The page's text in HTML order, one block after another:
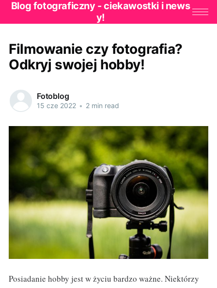
Blog fotograficzny - ciekawostki i news
y!
Filmowanie czy fotografia?
Odkryj swojej hobby!
Fotoblog
15 cze 2022 • 2 min read
Posiadanie hobby jest w życiu bardzo ważne. Niektórzy